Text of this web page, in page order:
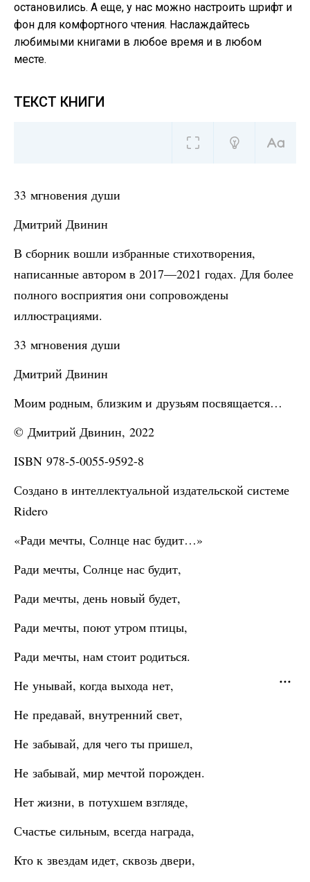
остановились. А еще, у нас можно настроить шрифт и
фон для комфортного чтения. Наслаждайтесь
любимыми книгами в любое время и в любом
месте.
ТЕКСТ КНИГИ
33 мгновения души
Дмитрий Двинин
В сборник вошли избранные стихотворения,
написанные автором в 2017—2021 годах. Для более
полного восприятия они сопровождены
иллюстрациями.
33 мгновения души
Дмитрий Двинин
Моим родным, близким и друзьям посвящается…
© Дмитрий Двинин, 2022
ISBN 978-5-0055-9592-8
Создано в интеллектуальной издательской системе
Ridero
«Ради мечты, Солнце нас будит…»
Ради мечты, Солнце нас будит,
Ради мечты, день новый будет,
Ради мечты, поют утром птицы,
Ради мечты, нам стоит родиться.
Не унывай, когда выхода нет,
Не предавай, внутренний свет,
Не забывай, для чего ты пришел,
Не забывай, мир мечтой порожден.
Нет жизни, в потухшем взгляде,
Счастье сильным, всегда награда,
Кто к звездам идет, сквозь двери,